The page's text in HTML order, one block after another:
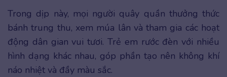
Trong dịp này, mọi người quây quần thưởng thức
bánh trung thu, xem múa lân và tham gia các hoạt
động dân gian vui tươi. Trẻ em rước đèn với nhiều
hình dạng khác nhau, góp phần tạo nên không khí
náo nhiệt và đầy màu sắc.